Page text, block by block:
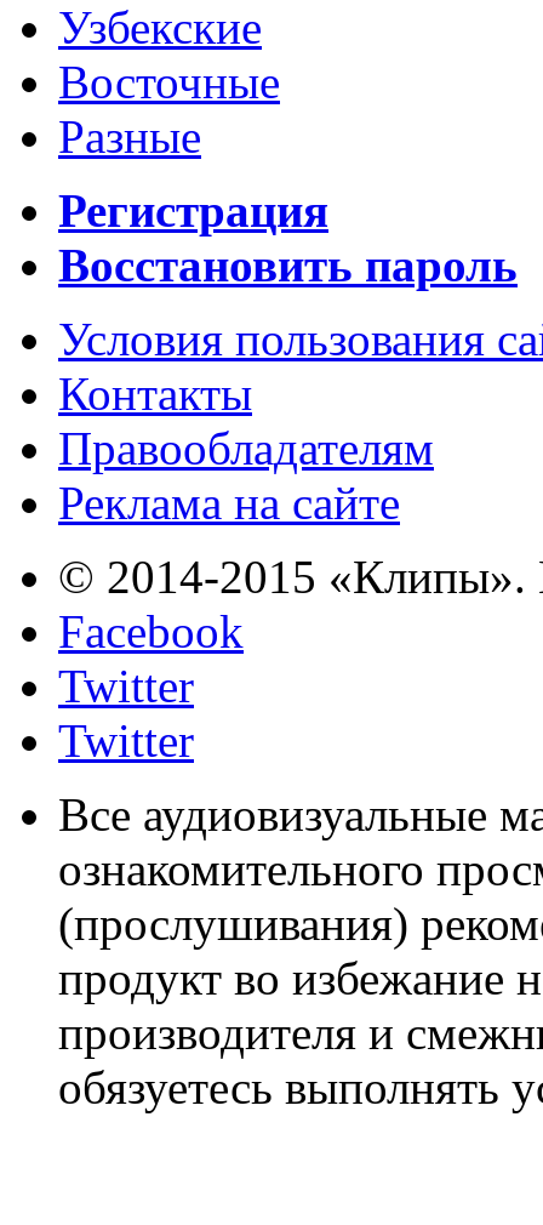
Узбекские
Восточные
Разные
Регистрация
Восстановить пароль
Условия пользования
Контакты
Правообладателям
Реклама на сайте
© 2014-2015 «Клипы».
Facebook
Twitter
Twitter
Все аудиовизуальные
ознакомительного
(прослушивания)
продукт во избежание
производителя и
обязуетесь выполнять